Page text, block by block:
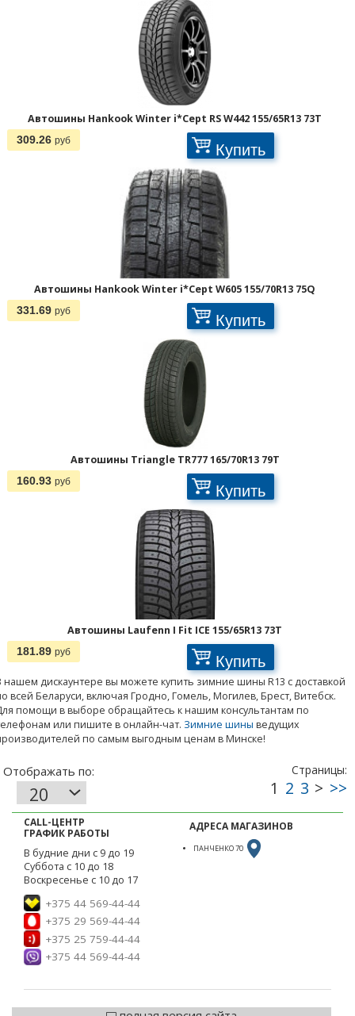
Автошины Hankook Winter i*Cept RS W442 155/65R13 73T
309.26 руб Купить
Автошины Hankook Winter i*Cept W605 155/70R13 75Q
331.69 руб Купить
Автошины Triangle TR777 165/70R13 79T
160.93 руб Купить
Автошины Laufenn I Fit ICE 155/65R13 73T
181.89 руб Купить
нашем дискаунтере вы можете купить зимние шины R13 с доставкой
всей Беларуси, включая Гродно, Гомель, Могилев, Брест, Витебск.
помощи в выборе обращайтесь к нашим консультантам по
или пишите в онлайн-чат. Зимние шины ведущих
по самым выгодным ценам в Минске!
Страницы:
CALL-ЦЕНТР
ГРАФИК РАБОТЫ
В будние дни с 9 до 19
Суббота с 10 до 18
Воскресенье с 10 до 17
+375 44 569-44-44
+375 29 569-44-44
+375 25 759-44-44
+375 44 569-44-44
АДРЕСА МАГАЗИНОВ
ПАНЧЕНКО 70